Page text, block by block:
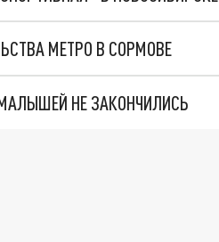
МЕТРО В СОРМОВЕ
НЕ ЗАКОНЧИЛИСЬ